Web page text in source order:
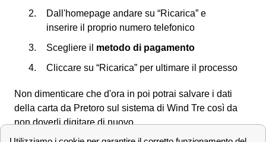
Dall'homepage andare su “Ricarica” e
inserire il proprio numero telefonico
Scegliere il metodo di pagamento
Cliccare su “Ricarica” per ultimare il processo
Non dimenticare che d'ora in poi potrai salvare i dati
della carta da Pretoro sul sistema di Wind Tre così da
non doverli digitare di nuovo.
Scopri le offerte Wind Tre a Pretoro e la velocità di